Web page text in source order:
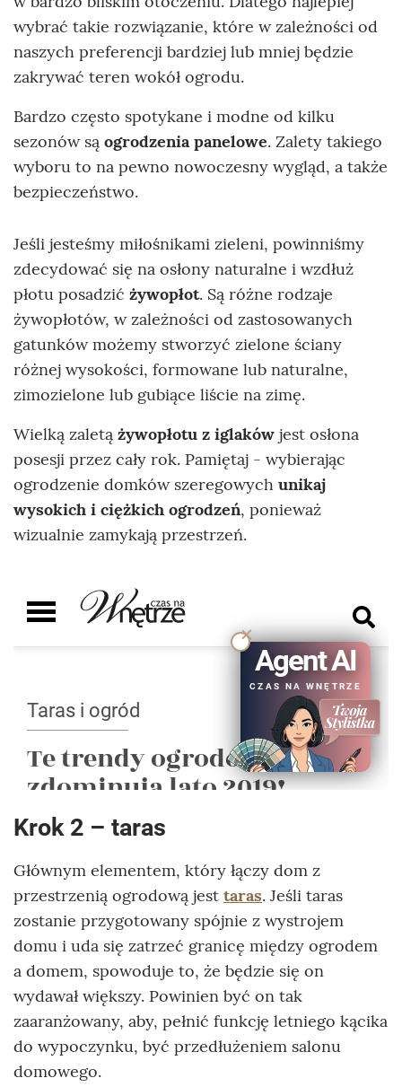
wybrać takie rozwiązanie, które w zależności od
naszych preferencji bardziej lub mniej będzie
zakrywać teren wokół ogrodu.
Bardzo często spotykane i modne od kilku
sezonów są ogrodzenia panelowe. Zalety takiego
wyboru to na pewno nowoczesny wygląd, a także
bezpieczeństwo.
Jeśli jesteśmy miłośnikami zieleni, powinniśmy
zdecydować się na osłony naturalne i wzdłuż
płotu posadzić żywopłot. Są różne rodzaje
żywopłotów, w zależności od zastosowanych
gatunków możemy stworzyć zielone ściany
różnej wysokości, formowane lub naturalne,
zimozielone lub gubiące liście na zimę.
Wielką zaletą żywopłotu z iglaków jest osłona
posesji przez cały rok. Pamiętaj - wybierając
ogrodzenie domków szeregowych unikaj
wysokich i ciężkich ogrodzeń, ponieważ
wizualnie zamykają przestrzeń.
Krok 2 – taras
Głównym elementem, który łączy dom z
przestrzenią ogrodową jest taras. Jeśli taras
zostanie przygotowany spójnie z wystrojem
domu i uda się zatrzeć granicę między ogrodem
a domem, spowoduje to, że będzie się on
wydawał większy. Powinien być on tak
zaaranżowany, aby, pełnić funkcję letniego kącika
do wypoczynku, być przedłużeniem salonu
domowego.